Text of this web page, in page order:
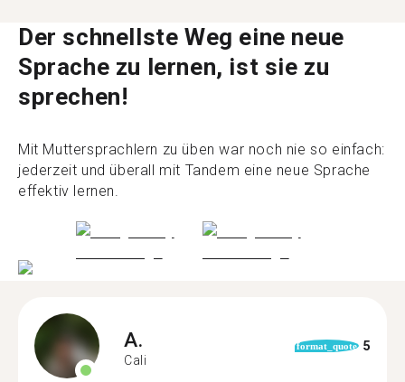
Der schnellste Weg eine neue
Sprache zu lernen, ist sie zu
sprechen!
Mit Muttersprachlern zu üben war noch nie so einfach:
jederzeit und überall mit Tandem eine neue Sprache
effektiv lernen.
A.
Cali
format_quote 5